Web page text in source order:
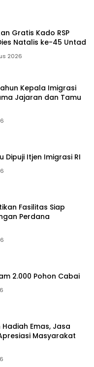
Gratis Kado RSP
Natalis ke-45 Untad
2026
Kepala Imigrasi
Jajaran dan Tamu
Dipuji Itjen Imigrasi RI
Fasilitas Siap
Perdana
2.000 Pohon Cabai
Emas, Jasa
Masyarakat